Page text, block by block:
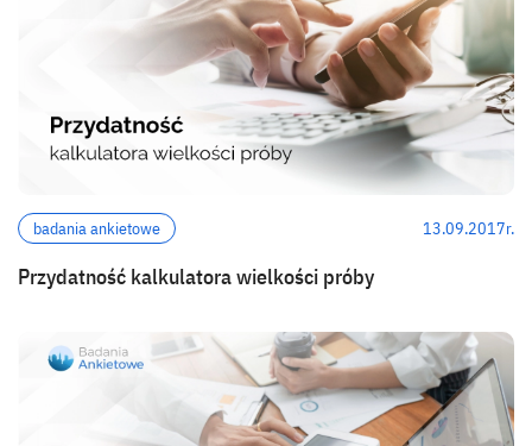
badania ankietowe 13.09.2017r.
Przydatność kalkulatora wielkości próby